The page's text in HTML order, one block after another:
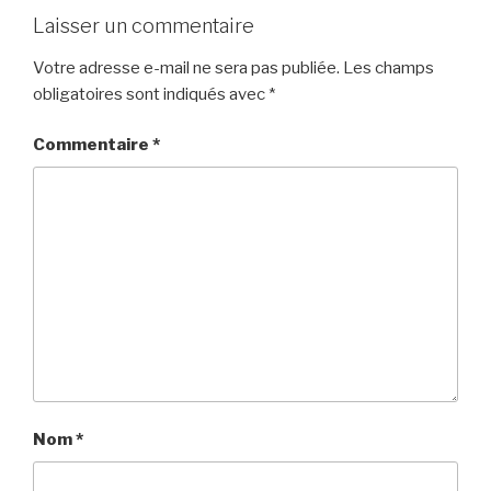
Laisser un commentaire
Votre adresse e-mail ne sera pas publiée. Les champs
obligatoires sont indiqués avec *
Commentaire *
Nom*